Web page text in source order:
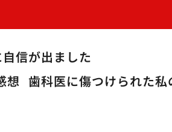
信が出ました
想 歯科医に傷つけられた私